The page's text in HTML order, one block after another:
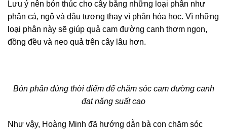
Lưu ý nên bón thúc cho cây bằng những loại phân như
phân cá, ngô và đậu tương thay vì phân hóa học. Vì những
loại phân này sẽ giúp quả cam đường canh thơm ngon,
đồng đều và neo quả trên cây lâu hơn.
Bón phân đúng thời điểm để chăm sóc cam đường canh
đạt năng suất cao
Như vậy, Hoàng Minh đã hướng dẫn bà con chăm sóc